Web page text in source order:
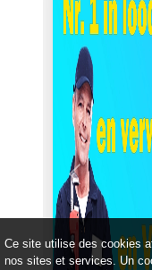
Précédent
Ce site utilise des cookies
nos sites et services. Un